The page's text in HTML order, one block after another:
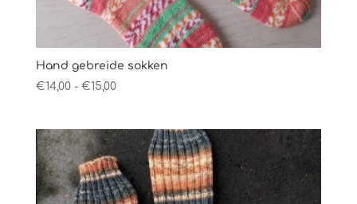
Hand gebreide sokken
€14,00 - €15,00Prijsklasse:
€15,00